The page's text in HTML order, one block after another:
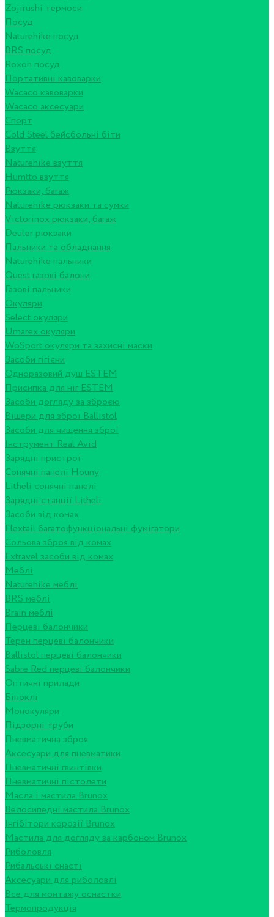
Zojirushi термоси
Посуд
Naturehike посуд
BRS посуд
Roxon посуд
Портативні кавоварки
Wacaco кавоварки
Wacaco аксесуари
Спорт
Cold Steel бейсбольні біти
Взуття
Naturehike взуття
Humtto взуття
Рюкзаки, багаж
Naturehike рюкзаки та сумки
Victorinox рюкзаки, багаж
Deuter рюкзаки
Пальники та обладнання
Naturehike пальники
Quest газові балони
Газові пальники
Окуляри
Select окуляри
Umarex окуляри
WoSport окуляри та захисні маски
Засоби гігієни
Одноразовий душ ESTEM
Присипка для ніг ESTEM
Засоби догляду за зброєю
Вішери для зброї Ballistol
Засоби для чищення зброї
Інструмент Real Avid
Зарядні пристрої
Сонячні панелі Houny
Litheli сонячні панелі
Зарядні станції Litheli
Засоби від комах
Flextail багатофункціональні фумігатори
Сольова зброя від комах
Extravel засоби від комах
Меблі
Naturehike меблі
BRS меблі
Brain меблі
Перцеві балончики
Терен перцеві балончики
Ballistol перцеві балончики
Sabre Red перцеві балончики
Оптичні прилади
Біноклі
Монокуляри
Підзорні труби
Пневматична зброя
Аксесуари для пневматики
Пневматичні гвинтівки
Пневматичні пістолети
Масла і мастила Brunox
Велосипедні мастила Brunox
Інгібітори корозії Brunox
Мастила для догляду за карбоном Brunox
Риболовля
Рибальські снасті
Аксесуари для риболовлі
Все для монтажу оснастки
Термопродукція